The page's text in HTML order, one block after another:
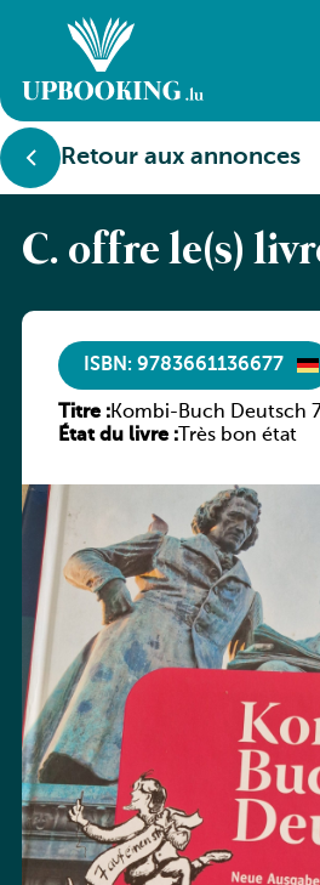
Retour aux annonces
C. offre le(s)
ISBN: 9783661136677
Titre :Kombi-Buch Deutsch
Luxemburg)
État du livre :Très bon état